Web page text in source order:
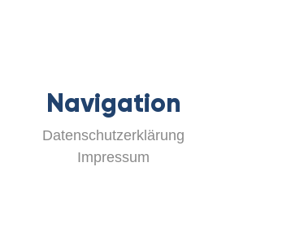
Navigation
Datenschutzerklärung
Impressum